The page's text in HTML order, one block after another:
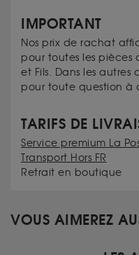
IMPORTANT
Nos prix de rachat
pour toutes les pièces
et Fils. Dans les
pour toute question à
TARIFS DE
Service premium La
Transport Hors FR
Retrait en boutique
VOUS AIMEREZ